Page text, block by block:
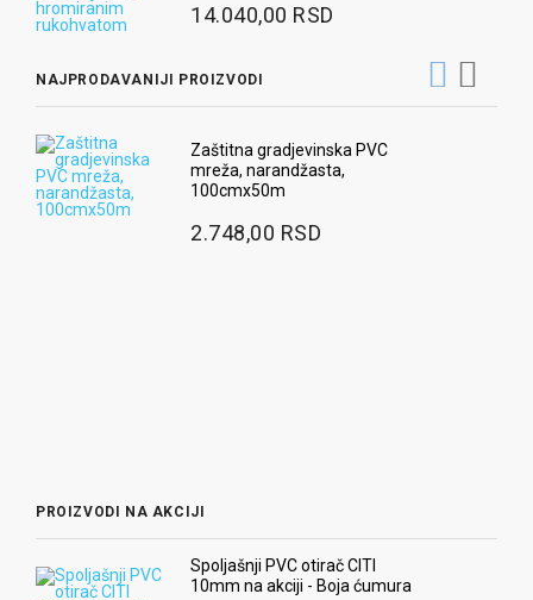
14.040,00 RSD
NAJPRODAVANIJI PROIZVODI
Zaštitna gradjevinska PVC
mreža, narandžasta,
100cmx50m
2.748,00 RSD
PROIZVODI NA AKCIJI
Spoljašnji PVC otirač CITI
10mm na akciji - Boja ćumura